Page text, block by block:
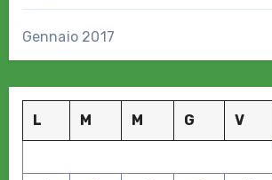
Gennaio 2017
L M M G V